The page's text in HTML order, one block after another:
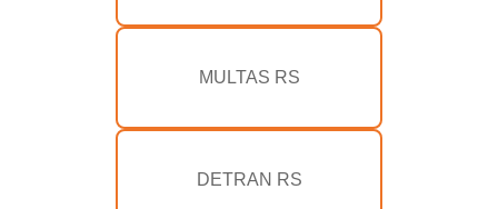
MULTAS RS
DETRAN RS